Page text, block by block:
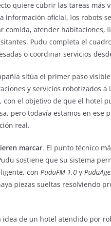
quiere cubrir las tareas más
información oficial, los robots
comida, atender
Pudu completa el
o coordinar servicios
sitúa el primer paso
y servicios robotizados
con el objetivo de que el hotel
pero todavía estamos en ese
real.
marcar. El punto técnico
sostiene que su sistema
con PuduFM 1.0 y
piezas sueltas resolviendo
idea de un hotel atendido por